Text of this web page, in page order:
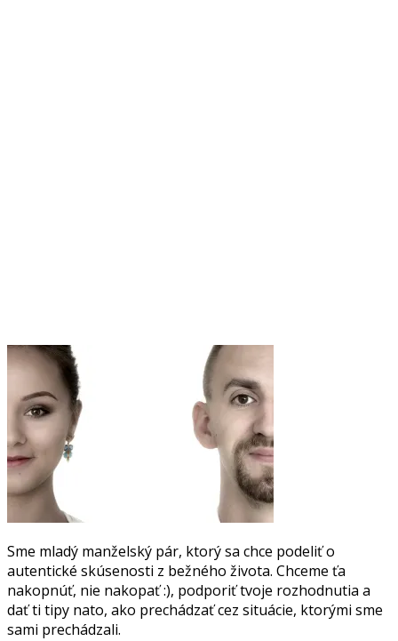
Sme mladý manželský pár, ktorý sa chce podeliť o
autentické skúsenosti z bežného života. Chceme ťa
nakopnúť, nie nakopať :), podporiť tvoje rozhodnutia a
dať ti tipy nato, ako prechádzať cez situácie, ktorými sme
sami prechádzali.